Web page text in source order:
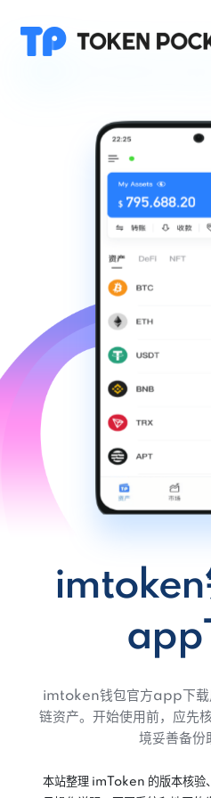
imtoken
app
imtoken钱包官方app下载
链资产。开始使用前，应先
境妥善备份
本站整理 imToken 的版本核验